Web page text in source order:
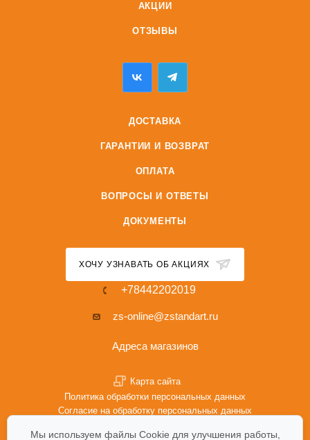
АКЦИИ
ОТЗЫВЫ
ДОСТАВКА
ГАРАНТИИ И ВОЗВРАТ
ОПЛАТА
ВОПРОСЫ И ОТВЕТЫ
ДОКУМЕНТЫ
ХОЧУ УЗНАВАТЬ ОБ АКЦИЯХ
+78442202019
zs-online@zstandart.ru
Адреса магазинов
Карта сайта
Политика обработки персональных данных
Согласие на обработку персональных данных
Мы используем файлы Cookie для улучшения работы,